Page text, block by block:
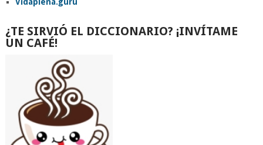
Vidaplena.guru
¿TE SIRVIÓ EL DICCIONARIO? ¡INVÍTAME
UN CAFÉ!